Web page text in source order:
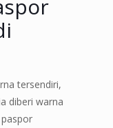
tersendiri,
diberi warna